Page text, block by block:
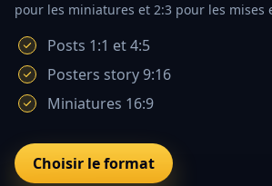
pour les miniatures et 2:3 pour les mises
Posts 1:1 et 4:5
Posters story 9:16
Miniatures 16:9
Choisir le format